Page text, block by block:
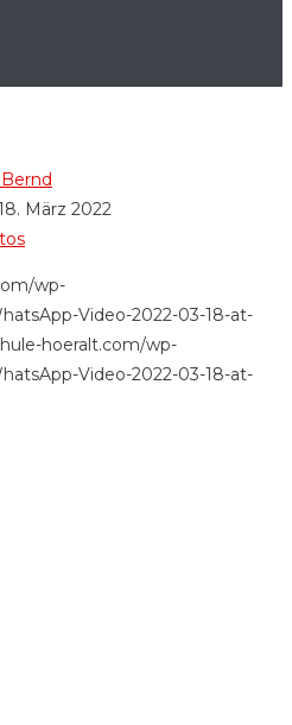
März 2022
wp-
Video-2022-03-18-at-
hoeralt.com/wp-
Video-2022-03-18-at-